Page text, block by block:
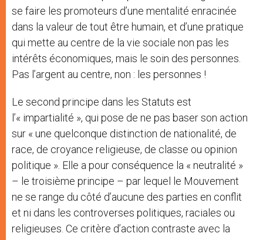
se faire les promoteurs d’une mentalité enracinée
dans la valeur de tout être humain, et d’une pratique
qui mette au centre de la vie sociale non pas les
intérêts économiques, mais le soin des personnes.
Pas l’argent au centre, non : les personnes !
Le second principe dans les Statuts est
l’« impartialité », qui pose de ne pas baser son action
sur « une quelconque distinction de nationalité, de
race, de croyance religieuse, de classe ou opinion
politique ». Elle a pour conséquence la « neutralité »
– le troisième principe – par lequel le Mouvement
ne se range du côté d’aucune des parties en conflit
et ni dans les controverses politiques, raciales ou
religieuses. Ce critère d’action contraste avec la